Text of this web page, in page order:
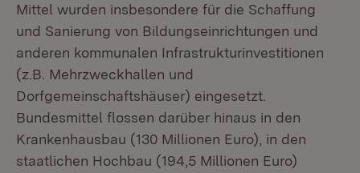
Mittel wurden insbesondere für die Schaffung
und Sanierung von Bildungseinrichtungen und
anderen kommunalen Infrastrukturinvestitionen
(z.B. Mehrzweckhallen und
Dorfgemeinschaftshäuser) eingesetzt.
Bundesmittel flossen darüber hinaus in den
Krankenhausbau (130 Millionen Euro), in den
staatlichen Hochbau (194,5 Millionen Euro)